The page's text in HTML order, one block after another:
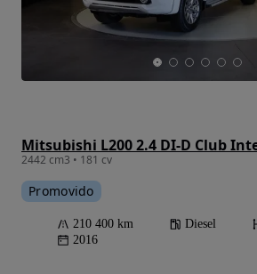
2442 cm3 • 181 cv
Promovido
210 400 km Diesel
2016